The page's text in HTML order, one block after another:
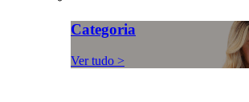
Categoria
Ver tudo >